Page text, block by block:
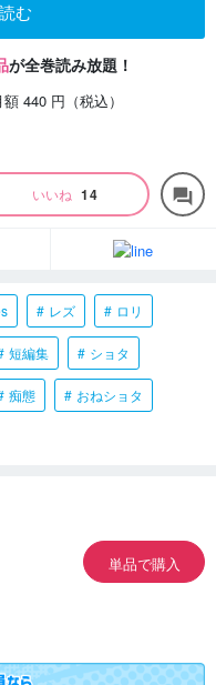
む
が全巻読み放題！
額 440 円（税込）
いいね 14 forum
レズ ロリ
短編集 ショタ
痴態 おねショタ
単品で購入